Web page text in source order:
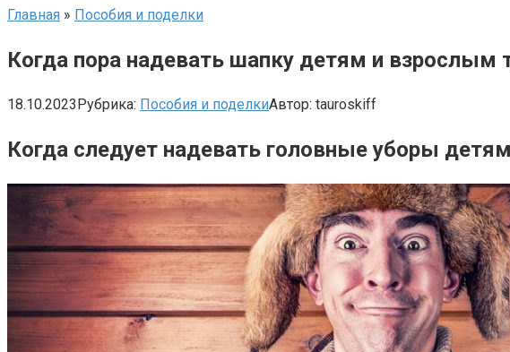
Главная » Пособия и поделки
Когда пора надевать шапку детям и взрослым
18.10.2023Рубрика: Пособия и поделкиАвтор: tauroskiff
Когда следует надевать головные уборы